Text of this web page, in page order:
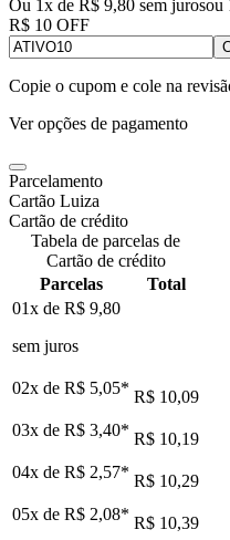
Ou 1x de R$ 9,80 sem jurosou
R$ 10 OFF
Copie o cupom e cole na
Ver opções de pagamento
Parcelamento
Cartão Luiza
Cartão de crédito
Tabela de parcelas de
Cartão de crédito
Parcelas
Total
01x de R$ 9,80
sem juros
02x de R$ 5,05* R$ 10,09
03x de R$ 3,40* R$ 10,19
04x de R$ 2,57* R$ 10,29
05x de R$ 2,08* R$ 10,39